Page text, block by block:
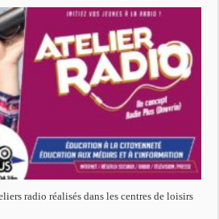
RADIO
DE
LOISIRS
radio réalisés dans les centres de loisirs